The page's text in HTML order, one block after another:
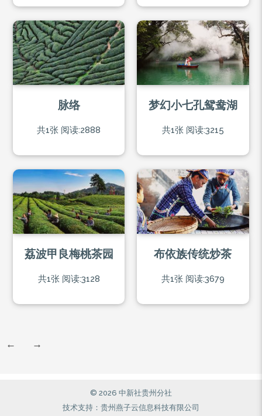
脉络
共1张 阅读:2888
梦幻小七孔鸳鸯湖
共1张 阅读:3215
荔波甲良梅桃茶园
共1张 阅读:3128
布依族传统炒茶
共1张 阅读:3679
← →
© 2026 中新社贵州分社
技术支持：贵州燕子云信息科技有限公司